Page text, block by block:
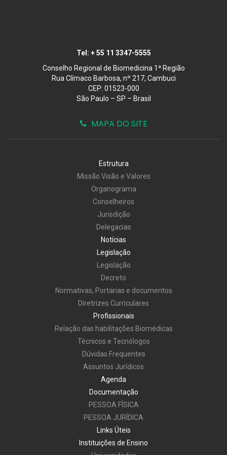
Tel: + 55 11 3347-5555
Conselho Regional de Biomedicina 1ª Região
Rua Clímaco Barbosa, nº 217, Cambuci
CEP: 01523-000
São Paulo – SP – Brasil
MAPA DO SITE
Estrutura
Missão Visão e Valores
Organograma
Conselheiros
Jurisdição
Delegacias
Notícias
Legislação
Legislação
Decreto
Normativas, Portarias e documentos
Diretrizes Curriculares
Profissionais
Relação das habilitações Biomédicas
Técnicos e Tecnólogos
Dúvidas Frequentes
Assuntos Jurídicos
Agenda
Documentação
PESSOA FÍSICA
PESSOA JURÍDICA
Links Úteis
Instituições de Ensino